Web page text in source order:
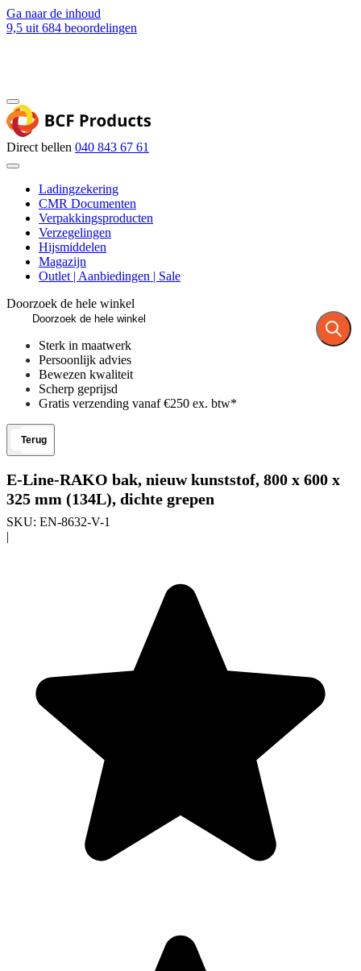
Ga naar de inhoud
9,5 uit 684 beoordelingen
Direct bellen 040 843 67 61
Ladingzekering
CMR Documenten
Verpakkingsproducten
Verzegelingen
Hijsmiddelen
Magazijn
Outlet | Aanbiedingen | Sale
Doorzoek de hele winkel
Sterk in maatwerk
Persoonlijk advies
Bewezen kwaliteit
Scherp geprijsd
Gratis verzending vanaf €250 ex. btw*
Terug
E-Line-RAKO bak, nieuw kunststof, 800 x 600 x
325 mm (134L), dichte grepen
SKU: EN-8632-V-1
|